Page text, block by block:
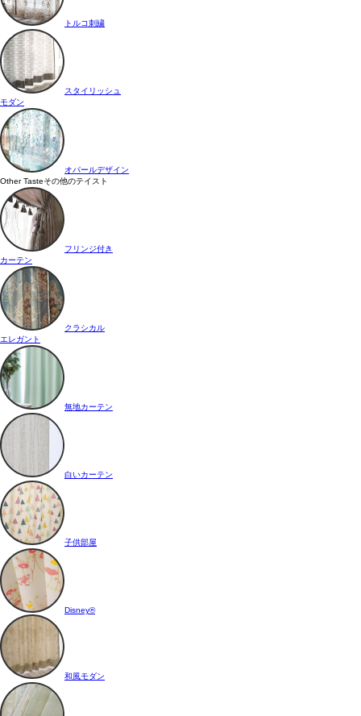
トルコ刺繍
スタイリッシュ
モダン
オパールデザイン
Other Tasteその他のテイスト
フリンジ付き
カーテン
クラシカル
エレガント
無地カーテン
白いカーテン
子供部屋
Disney®
和風モダン